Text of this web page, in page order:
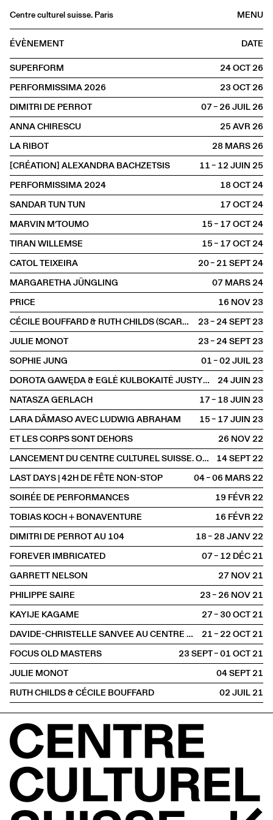
MENU
Centre culturel suisse. Paris
Agenda
Librairie
Buvette
Archives
Médiathèque
Éditions
Informations
FR/EN
SCÈNE Arts visuels
ÉVÈNEMENT
DATE
SUPERFORM
24 OCT2026
PERFORMISSIMA 2026
23 OCT2026
DIMITRI DE PERROT
07 – 26 JUIL2026
ANNA CHIRESCU
25 AVR2026
LA RIBOT
28 MARS2026
[CRÉATION] ALEXANDRA BACHZETSIS
11 – 12 JUIN2025
PERFORMISSIMA 2024
18 OCT2024
SANDAR TUN TUN
17 OCT2024
MARVIN M’TOUMO
15 – 17 OCT2024
TIRAN WILLEMSE
15 – 17 OCT2024
CATOL TEIXEIRA
20 – 21 SEPT2024
MARGARETHA JÜNGLING
07 MARS2024
PRICE
16 NOV2023
CÉCILE BOUFFARD & RUTH CHILDS (SCARLETT'S)
23 – 24 SEPT2023
JULIE MONOT
23 – 24 SEPT2023
SOPHIE JUNG
01 – 02 JUIL2023
DOROTA GAWĘDA & EGLĖ KULBOKAITĖ JUSTYNA CHABEREK ET OSKAR PAWEŁKO
24 JUIN2023
NATASZA GERLACH
17 – 18 JUIN2023
LARA DÂMASO AVEC LUDWIG ABRAHAM
15 – 17 JUIN2023
ET LES CORPS SONT DEHORS
26 NOV2022
LANCEMENT DU CENTRE CULTUREL SUISSE. ON TOUR
14 SEPT2022
LAST DAYS | 42H DE FÊTE NON-STOP
04 – 06 MARS2022
SOIRÉE DE PERFORMANCES
19 FÉVR2022
TOBIAS KOCH + BONAVENTURE
16 FÉVR2022
DIMITRI DE PERROT AU 104
18 – 28 JANV2022
FOREVER IMBRICATED
07 – 12 DÉC2021
GARRETT NELSON
27 NOV2021
PHILIPPE SAIRE
23 – 26 NOV2021
KAYIJE KAGAME
27 – 30 OCT2021
DAVIDE-CHRISTELLE SANVEE AU CENTRE POMPIDOU
21 – 22 OCT2021
FOCUS OLD MASTERS
23 SEPT – 01 OCT2021
JULIE MONOT
04 SEPT2021
RUTH CHILDS & CÉCILE BOUFFARD
02 JUIL2021